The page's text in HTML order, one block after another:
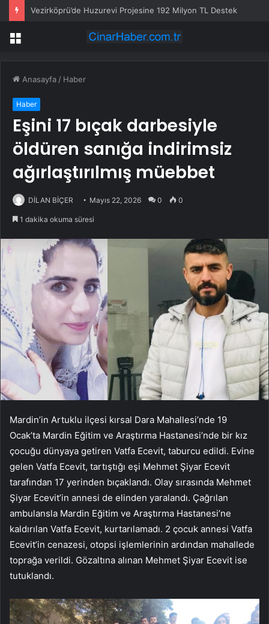
Vezirköprü’de Huzurevi Projesine 192 Milyon TL Destek
Menü
Anasayfa / Haber
Haber
Eşini 17 bıçak darbesiyle
öldüren sanığa indirimsiz
ağırlaştırılmış müebbet
DİLAN BİÇER Mayıs 22, 2026 0 0
1 dakika okuma süresi
Mardin’in Artuklu ilçesi kırsal Dara Mahallesi’nde 19
Ocak’ta Mardin Eğitim ve Araştırma Hastanesi’nde bir kız
çocuğu dünyaya getiren Vatfa Ecevit, taburcu edildi. Evine
gelen Vatfa Ecevit, tartıştığı eşi Mehmet Şiyar Ecevit
tarafından 17 yerinden bıçaklandı. Olay sırasında Mehmet
Şiyar Ecevit’in annesi de elinden yaralandı. Çağrılan
ambulansla Mardin Eğitim ve Araştırma Hastanesi’ne
kaldırılan Vatfa Ecevit, kurtarılamadı. 2 çocuk annesi Vatfa
Ecevit’in cenazesi, otopsi işlemlerinin ardından mahallede
toprağa verildi. Gözaltına alınan Mehmet Şiyar Ecevit ise
tutuklandı.